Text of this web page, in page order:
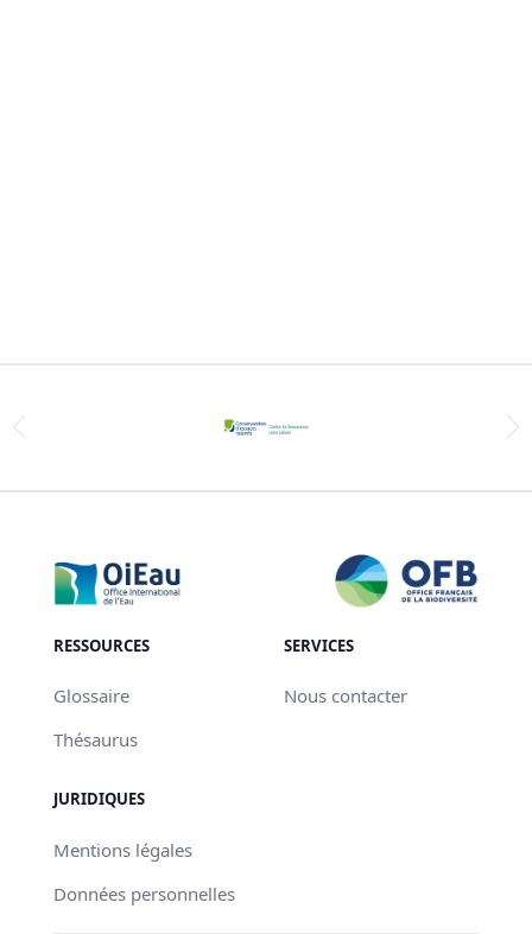
RESSOURCES
Glossaire
Thésaurus
SERVICES
Nous contacter
JURIDIQUES
Mentions légales
Données personnelles